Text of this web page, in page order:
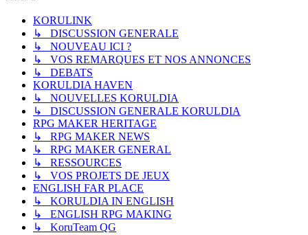
KORULINK
↳ DISCUSSION GENERALE
↳ NOUVEAU ICI ?
↳ VOS REMARQUES ET NOS ANNONCES
↳ DEBATS
KORULDIA HAVEN
↳ NOUVELLES KORULDIA
↳ DISCUSSION GENERALE KORULDIA
RPG MAKER HERITAGE
↳ RPG MAKER NEWS
↳ RPG MAKER GENERAL
↳ RESSOURCES
↳ VOS PROJETS DE JEUX
ENGLISH FAR PLACE
↳ KORULDIA IN ENGLISH
↳ ENGLISH RPG MAKING
↳ KoruTeam QG